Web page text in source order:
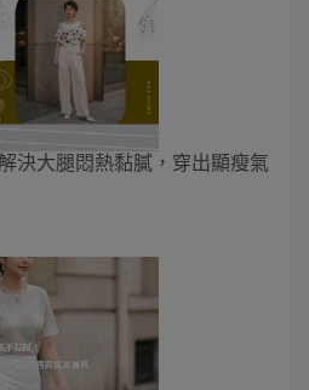
決大腿悶熱黏膩，穿出顯瘦氣